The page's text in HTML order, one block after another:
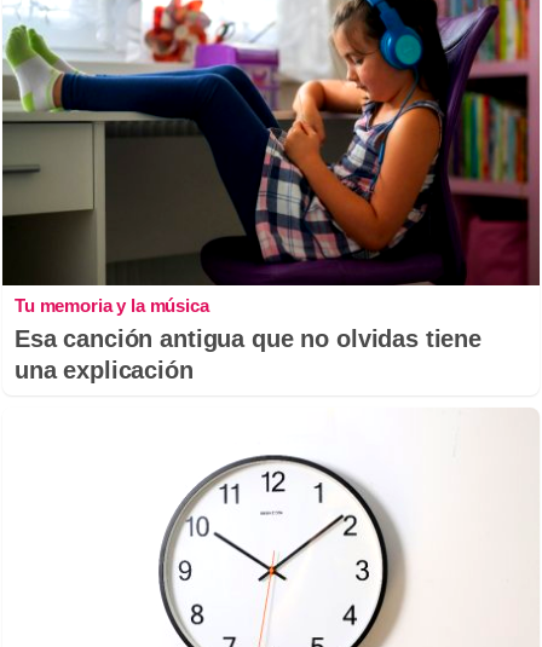
Tu memoria y la música
Esa canción antigua que no olvidas tiene
una explicación